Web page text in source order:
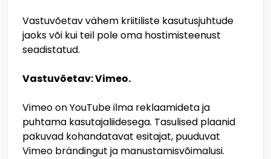
Vastuvõetav vähem kriitiliste kasutusjuhtude
jaoks või kui teil pole oma hostimisteenust
seadistatud.
Vastuvõetav: Vimeo.
Vimeo on YouTube ilma reklaamideta ja
puhtama kasutajaliidesega. Tasulised plaanid
pakuvad kohandatavat esitajat, puuduvat
Vimeo brändingut ja manustamisvõimalusi.